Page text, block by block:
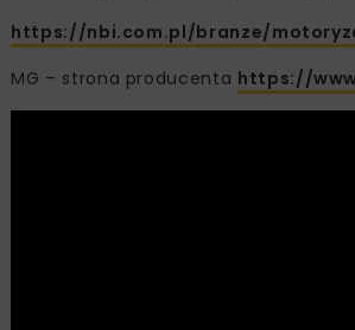
https://nbi.com.pl/branze/
MG – strona producenta https://